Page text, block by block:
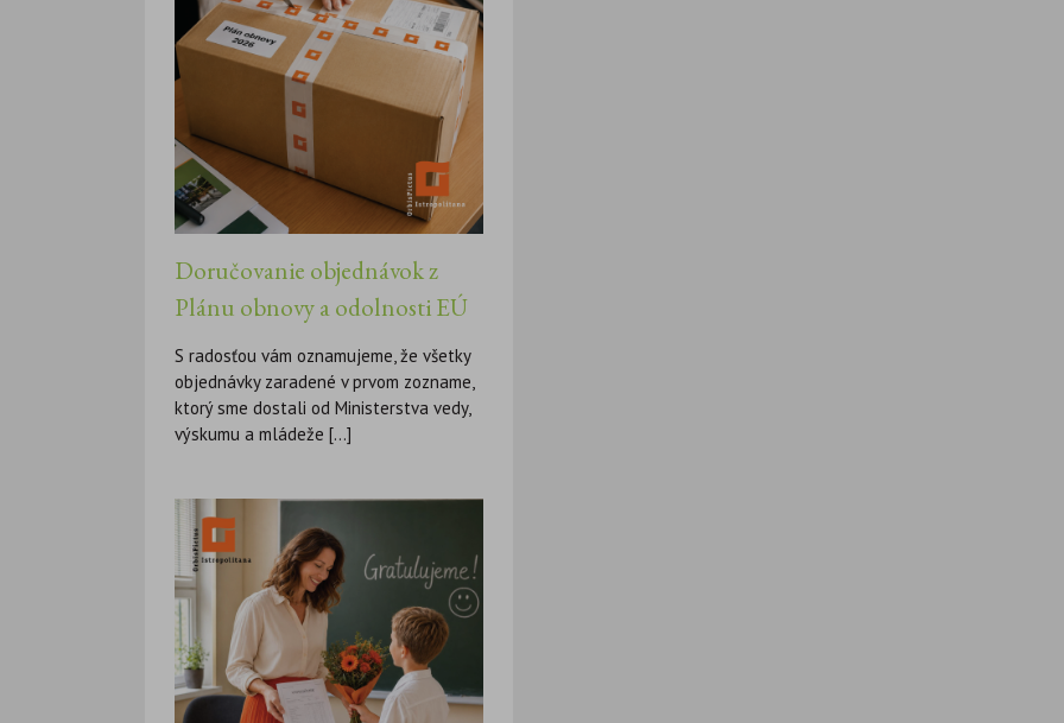
Doručovanie objednávok z
Plánu obnovy a odolnosti EÚ
S radosťou vám oznamujeme, že všetky
objednávky zaradené v prvom zozname,
ktorý sme dostali od Ministerstva vedy,
výskumu a mládeže [...]